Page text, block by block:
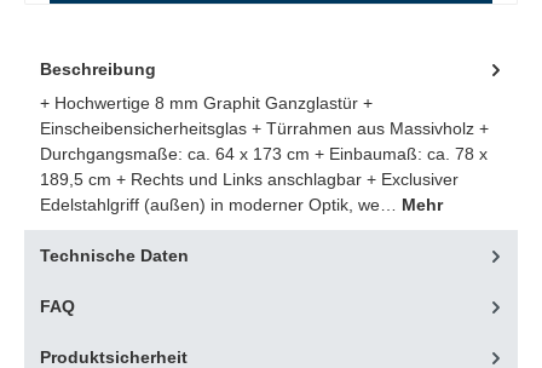
Beschreibung
+ Hochwertige 8 mm Graphit Ganzglastür +
Einscheibensicherheitsglas + Türrahmen aus Massivholz +
Durchgangsmaße: ca. 64 x 173 cm + Einbaumaß: ca. 78 x
189,5 cm + Rechts und Links anschlagbar + Exclusiver
Edelstahlgriff (außen) in moderner Optik, we… Mehr
Technische Daten
FAQ
Produktsicherheit